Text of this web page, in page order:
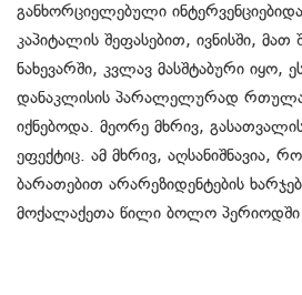
განხორციელებული
კაპიტალის შეფასებით, ივნისში,
ნახევარში, კვლავ მასშტაბური იყო,
დანაკლისის პარალელურად
იქნებოდა. მეორე მხრივ,
ეფექტიც. ამ მხრივ, აღსანიშნავია,
ბარათებით არარეზიდენტების
მოქალაქეთა წილი ბოლო პერიოდში